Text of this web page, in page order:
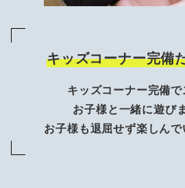
キッズコーナー完備
キッズコーナー完備
お子様と一緒に遊び
お子様も退屈せず楽しんで